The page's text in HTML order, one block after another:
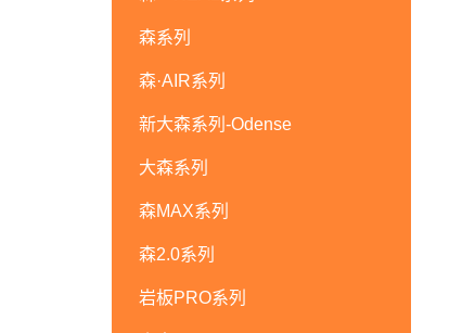
森系列
森·AIR系列
新大森系列-Odense
大森系列
森MAX系列
森2.0系列
岩板PRO系列